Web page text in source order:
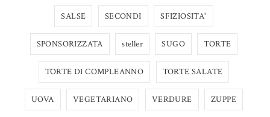
SALSE SECONDI SFIZIOSITA'
SPONSORIZZATA steller SUGO TORTE
TORTE DI COMPLEANNO TORTE SALATE
UOVA VEGETARIANO VERDURE ZUPPE